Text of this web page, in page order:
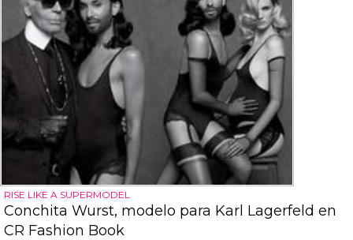
RISE LIKE A SUPERMODEL
Conchita Wurst, modelo para Karl Lagerfeld en
CR Fashion Book